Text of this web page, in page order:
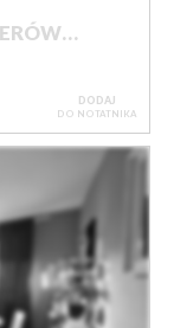
DODAJ
DO NOTATNIKA